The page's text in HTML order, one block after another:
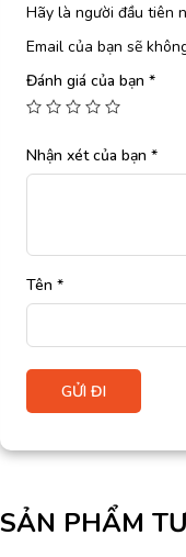
Hãy là người đầu tiên
Email của bạn sẽ
Đánh giá của bạn *
Nhận xét của bạn *
Tên *
SẢN PHẨM